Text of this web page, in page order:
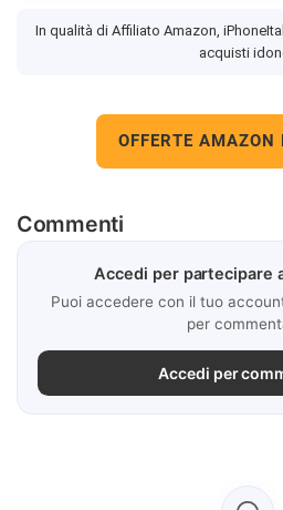
In qualità di Affiliato Amazon,
acquisti
OFFERTE AMAZON
Commenti
Accedi per partecipare
Puoi accedere con il tuo
per
Accedi per